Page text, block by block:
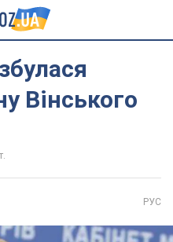
Вінського
РУС